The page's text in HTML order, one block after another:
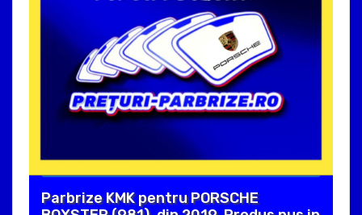
Parbrize KMK pentru PORSCHE